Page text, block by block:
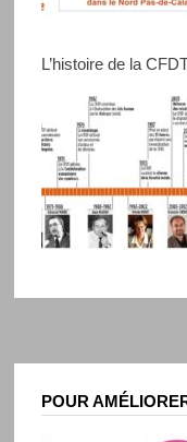
L’histoire de la
POUR